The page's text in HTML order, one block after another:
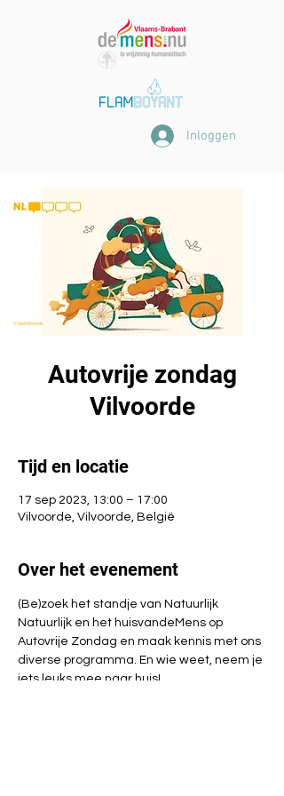
Inloggen
Autovrije zondag
Vilvoorde
Tijd en locatie
17 sep 2023, 13:00 – 17:00
Vilvoorde, Vilvoorde, België
Over het evenement
(Be)zoek het standje van Natuurlijk
Natuurlijk en het huisvandeMens op
Autovrije Zondag en maak kennis met ons
diverse programma. En wie weet, neem je
iets leuks mee naar huis!